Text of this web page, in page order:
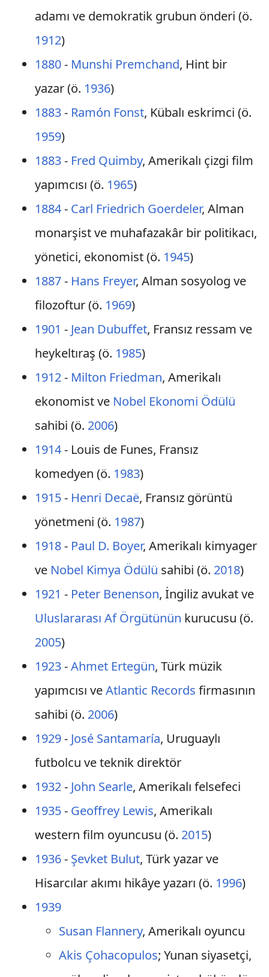
adamı ve demokratik grubun önderi (ö.
1912)
1880- Munshi Premchand, Hint bir
yazar (ö. 1936)
1883- Ramón Fonst, Kübalı eskrimci (ö.
1959)
1883- Fred Quimby, Amerikalı çizgi film
yapımcısı (ö. 1965)
1884- Carl Friedrich Goerdeler, Alman
monarşist ve muhafazakâr bir politikacı,
yönetici, ekonomist (ö. 1945)
1887- Hans Freyer, Alman sosyolog ve
filozoftur (ö. 1969)
1901 - Jean Dubuffet, Fransız ressam ve
heykeltıraş (ö. 1985)
1912- Milton Friedman, Amerikalı
ekonomist ve Nobel Ekonomi Ödülü
sahibi (ö. 2006)
1914- Louis de Funes, Fransız
komedyen (ö. 1983)
1915- Henri Decaë, Fransız görüntü
yönetmeni (ö. 1987)
1918- Paul D. Boyer, Amerikalı kimyager
ve Nobel Kimya Ödülü sahibi (ö. 2018)
1921 - Peter Benenson, İngiliz avukat ve
Uluslararası Af Örgütünün kurucusu (ö.
2005)
1923-Ahmet Ertegün, Türk müzik
yapımcısı veAtlantic Records firmasının
sahibi (ö. 2006)
1929- José Santamaría, Uruguaylı
futbolcu ve teknik direktör
1932- John Searle, Amerikalı felsefeci
1935- Geoffrey Lewis, Amerikalı
western film oyuncusu (ö. 2015)
1936- Şevket Bulut, Türk yazar ve
Hisarcılar akımı hikâye yazarı (ö. 1996)
1939
Susan Flannery, Amerikalı oyuncu
Akis Çohacopulos; Yunan siyasetçi,